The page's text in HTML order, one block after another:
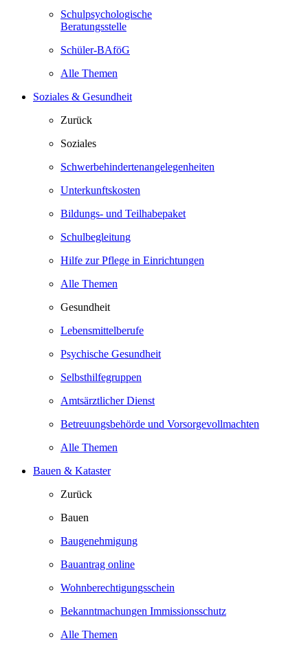
Schulpsychologische
Beratungsstelle
Schüler-BAföG
Alle Themen
Soziales & Gesundheit
Zurück
Soziales
Schwerbehindertenangelegenheiten
Unterkunftskosten
Bildungs- und Teilhabepaket
Schulbegleitung
Hilfe zur Pflege in Einrichtungen
Alle Themen
Gesundheit
Lebensmittelberufe
Psychische Gesundheit
Selbsthilfegruppen
Amtsärztlicher Dienst
Betreuungsbehörde und Vorsorgevollmachten
Alle Themen
Bauen & Kataster
Zurück
Bauen
Baugenehmigung
Bauantrag online
Wohnberechtigungsschein
Bekanntmachungen Immissionsschutz
Alle Themen